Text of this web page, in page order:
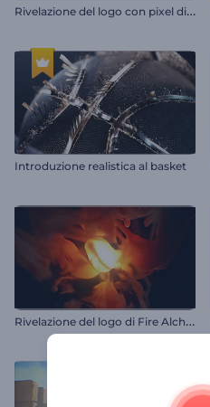
R
ivelazione del logo con pixel dinamici
Introduzione realistica al basket
R
ivelazione del logo di Fire Alchemy